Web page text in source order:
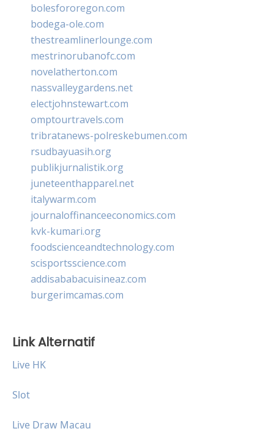
bolesfororegon.com
bodega-ole.com
thestreamlinerlounge.com
mestrinorubanofc.com
novelatherton.com
nassvalleygardens.net
electjohnstewart.com
omptourtravels.com
tribratanews-polreskebumen.com
rsudbayuasih.org
publikjurnalistik.org
juneteenthapparel.net
italywarm.com
journaloffinanceeconomics.com
kvk-kumari.org
foodscienceandtechnology.com
scisportsscience.com
addisababacuisineaz.com
burgerimcamas.com
Link Alternatif
Live HK
Slot
Live Draw Macau